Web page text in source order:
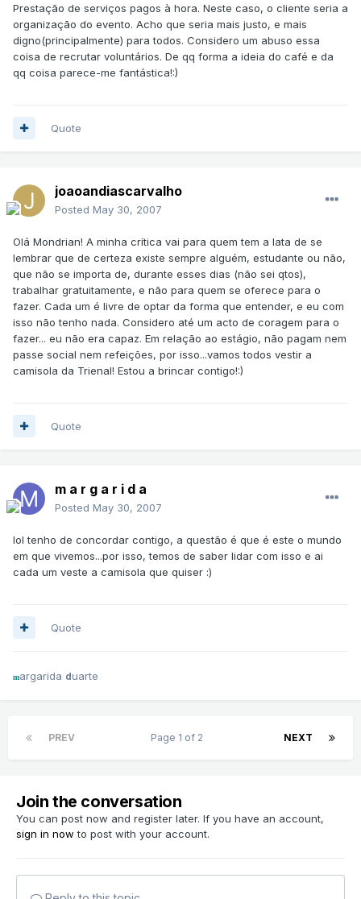
Prestação de serviços pagos à hora. Neste caso, o cliente seria a
organização do evento. Acho que seria mais justo, e mais
digno(principalmente) para todos. Considero um abuso essa
coisa de recrutar voluntários. De qq forma a ideia do café e da
qq coisa parece-me fantástica!:)
Quote
joaoandiascarvalho
Posted May 30, 2007
Olá Mondrian! A minha crítica vai para quem tem a lata de se
lembrar que de certeza existe sempre alguém, estudante ou não,
que não se importa de, durante esses dias (não sei qtos),
trabalhar gratuitamente, e não para quem se oferece para o
fazer. Cada um é livre de optar da forma que entender, e eu com
isso não tenho nada. Considero até um acto de coragem para o
fazer... eu não era capaz. Em relação ao estágio, não pagam nem
passe social nem refeições, por isso...vamos todos vestir a
camisola da Trienal! Estou a brincar contigo!:)
Quote
m a r g a r i d a
Posted May 30, 2007
lol tenho de concordar contigo, a questão é que é este o mundo
em que vivemos...por isso, temos de saber lidar com isso e ai
cada um veste a camisola que quiser :)
Quote
margarida duarte
PREV NEXT
Page 1 of 2
Join the conversation
You can post now and register later. If you have an account,
sign in now to post with your account.